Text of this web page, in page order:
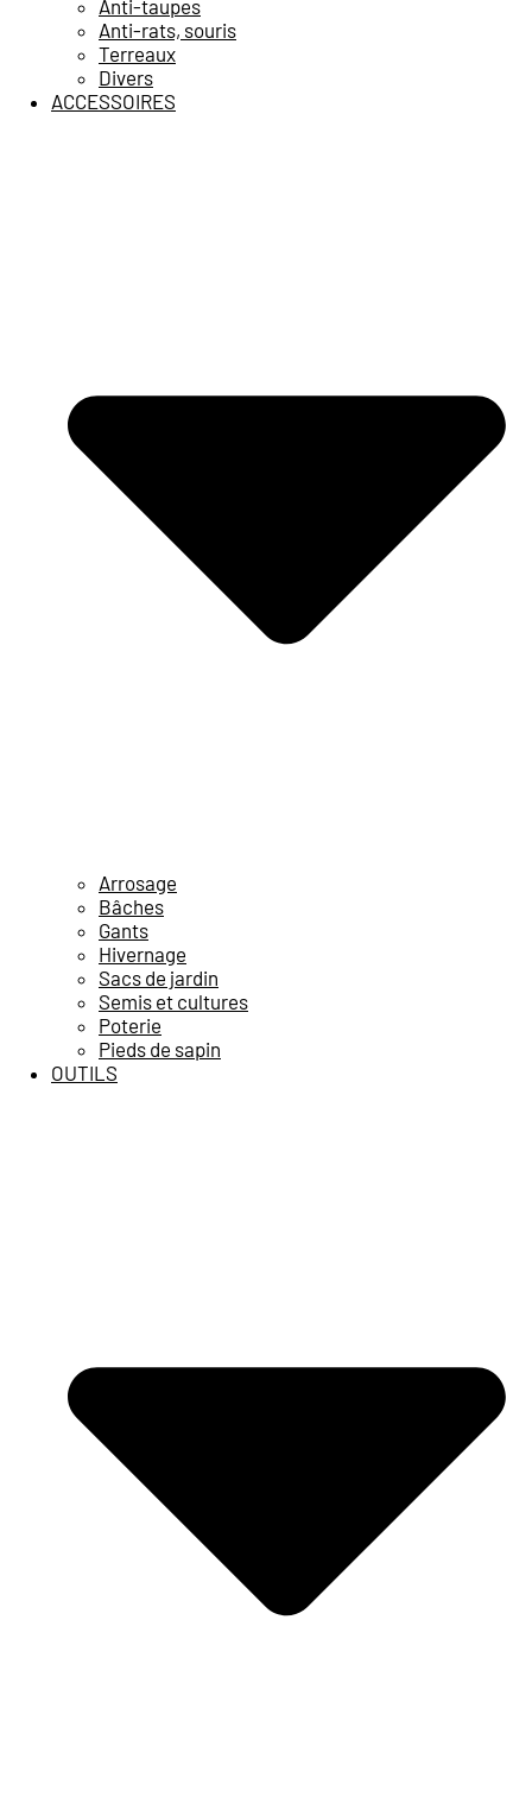
Anti-taupes
Anti-rats, souris
Terreaux
Divers
ACCESSOIRES
Arrosage
Bâches
Gants
Hivernage
Sacs de jardin
Semis et cultures
Poterie
Pieds de sapin
OUTILS